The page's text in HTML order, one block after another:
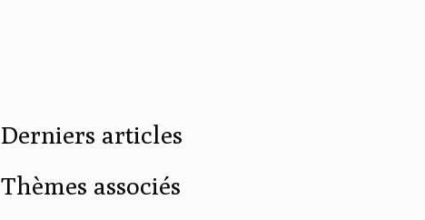
Derniers articles
Thèmes associés